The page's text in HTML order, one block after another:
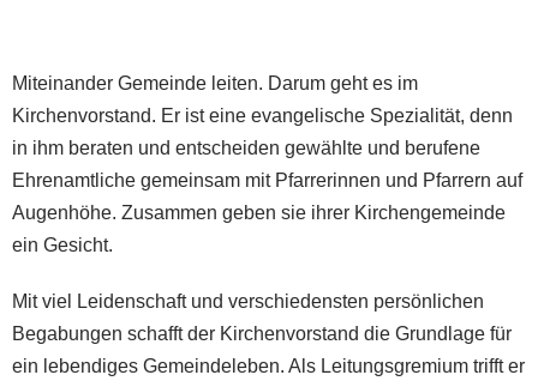
Miteinander Gemeinde leiten. Darum geht es im
Kirchenvorstand. Er ist eine evangelische Spezialität, denn
in ihm beraten und entscheiden gewählte und berufene
Ehrenamtliche gemeinsam mit Pfarrerinnen und Pfarrern auf
Augenhöhe. Zusammen geben sie ihrer Kirchengemeinde
ein Gesicht.
Mit viel Leidenschaft und verschiedensten persönlichen
Begabungen schafft der Kirchenvorstand die Grundlage für
ein lebendiges Gemeindeleben. Als Leitungsgremium trifft er